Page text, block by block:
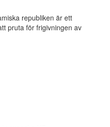
republiken är ett
pruta för frigivningen av